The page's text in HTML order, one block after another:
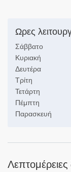
Ωρες
Σάββατο
Κυριακή
Δευτέρα
Τρίτη
Τετάρτη
Πέμπτη
Παρασκευή